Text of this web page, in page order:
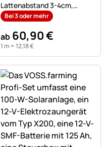
Lattenabstand 3-4cm,
Gartenzaun aus Haselnuss,
Bei 3 oder mehr
ab 60,90€
1 m =12,18€